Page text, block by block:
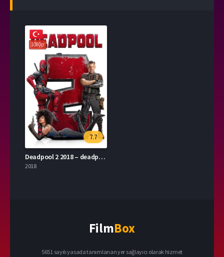
1080p
7.7
Deadpool 2 2018 – deadpool 2 1080p Turkce Dublaj izle
2018
FilmBox
5651 sayılı yasada tanımlanan yer sağlayıcı olarak hizmet